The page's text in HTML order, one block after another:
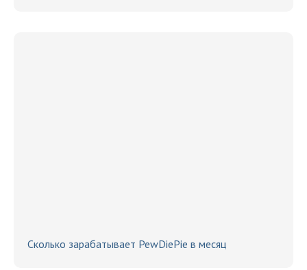
Сколько зарабатывает PewDiePie в месяц